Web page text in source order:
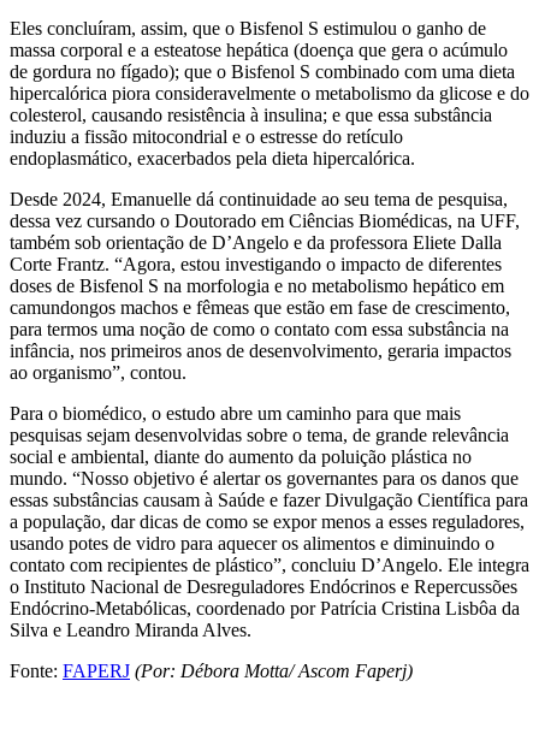
Eles concluíram, assim, que o Bisfenol S estimulou o ganho de
massa corporal e a esteatose hepática (doença que gera o acúmulo
de gordura no fígado); que o Bisfenol S combinado com uma dieta
hipercalórica piora consideravelmente o metabolismo da glicose e do
colesterol, causando resistência à insulina; e que essa substância
induziu a fissão mitocondrial e o estresse do retículo
endoplasmático, exacerbados pela dieta hipercalórica.
Desde 2024, Emanuelle dá continuidade ao seu tema de pesquisa,
dessa vez cursando o Doutorado em Ciências Biomédicas, na UFF,
também sob orientação de D’Angelo e da professora Eliete Dalla
Corte Frantz. “Agora, estou investigando o impacto de diferentes
doses de Bisfenol S na morfologia e no metabolismo hepático em
camundongos machos e fêmeas que estão em fase de crescimento,
para termos uma noção de como o contato com essa substância na
infância, nos primeiros anos de desenvolvimento, geraria impactos
ao organismo”, contou.
Para o biomédico, o estudo abre um caminho para que mais
pesquisas sejam desenvolvidas sobre o tema, de grande relevância
social e ambiental, diante do aumento da poluição plástica no
mundo. “Nosso objetivo é alertar os governantes para os danos que
essas substâncias causam à Saúde e fazer Divulgação Científica para
a população, dar dicas de como se expor menos a esses reguladores,
usando potes de vidro para aquecer os alimentos e diminuindo o
contato com recipientes de plástico”, concluiu D’Angelo. Ele integra
o Instituto Nacional de Desreguladores Endócrinos e Repercussões
Endócrino-Metabólicas, coordenado por Patrícia Cristina Lisbôa da
Silva e Leandro Miranda Alves.
Fonte: FAPERJ (Por: Débora Motta/ Ascom Faperj)